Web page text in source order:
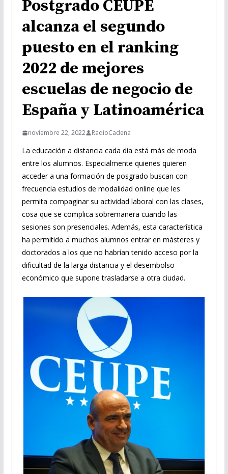
Postgrado CEUPE
alcanza el segundo
puesto en el ranking
2022 de mejores
escuelas de negocio de
España y Latinoamérica
noviembre 22, 2022 RadioCadena
La educación a distancia cada día está más de moda
entre los alumnos. Especialmente quienes quieren
acceder a una formación de posgrado buscan con
frecuencia estudios de modalidad online que les
permita compaginar su actividad laboral con las clases,
cosa que se complica sobremanera cuando las
sesiones son presenciales. Además, esta característica
ha permitido a muchos alumnos entrar en másteres y
doctorados a los que no habrían tenido acceso por la
dificultad de la larga distancia y el desembolso
económico que supone trasladarse a otra ciudad.